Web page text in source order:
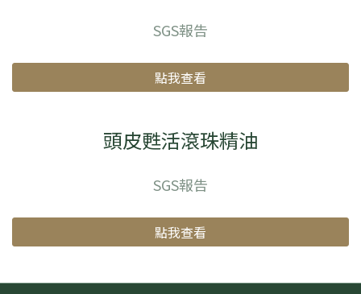
SGS報告
點我查看
頭皮甦活滾珠精油
SGS報告
點我查看